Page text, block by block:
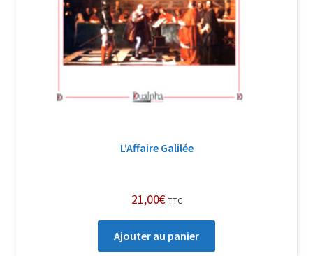
Soutien à Philippe Randa
Suivi de la Commande
L’Affaire Galilée
21,00€ TTC
Ajouter au panier